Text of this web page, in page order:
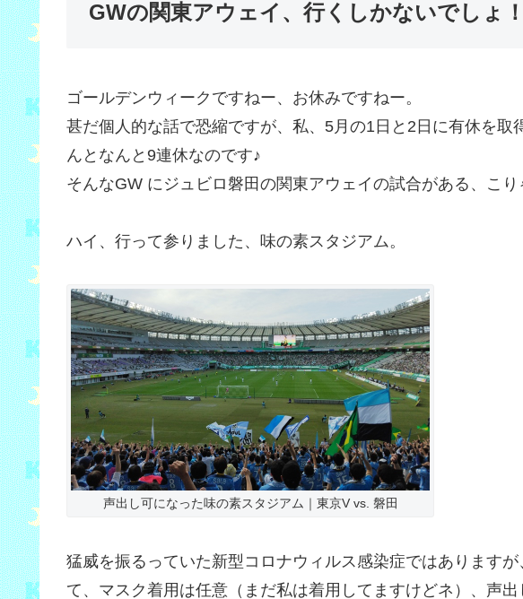
GWの関東アウェイ、行くしかないでしょ！
ゴールデンウィークですねー、お休みですねー。
甚だ個人的な話で恐縮ですが、私、5月の1日と2日に有休を取
んとなんと9連休なのです♪
そんなGW にジュビロ磐田の関東アウェイの試合がある、こり
ハイ、行って参りました、味の素スタジアム。
声出し可になった味の素スタジアム｜東京V vs. 磐田
猛威を振るっていた新型コロナウィルス感染症ではあります
て、マスク着用は任意（まだ私は着用してますけどネ）、声出